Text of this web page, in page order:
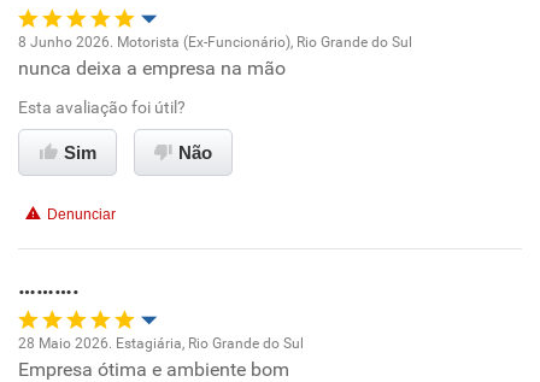
Não recomenda esta empresa
Oportunidade de promoção
Ambiente de trabalho
Benefícios
Recomenda esta empresa
Recomenda a diretoria
8 Junho 2026. Motorista (Ex-Funcionário), Rio Grande do Sul
nunca deixa a empresa na mão
Esta avaliação foi útil?
Sim Não
Denunciar
……….
Oportunidade de promoção
28 Maio 2026. Estagiária, Rio Grande do Sul
Empresa ótima e ambiente bom